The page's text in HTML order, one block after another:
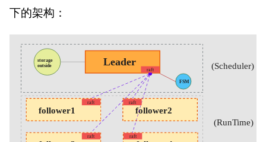
下的架构：